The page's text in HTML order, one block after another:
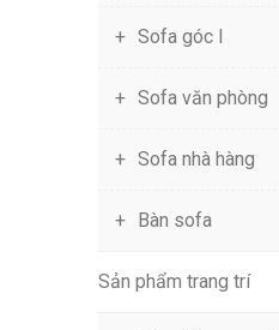
Sofa góc l
Sofa văn phòng
Sofa nhà hàng
Bàn sofa
Sản phẩm trang trí